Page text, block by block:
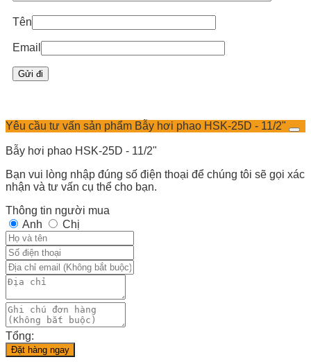
Tên
Email
Yêu cầu tư vấn sản phẩm Bẫy hơi phao HSK-25D - 11/2"
Bẫy hơi phao HSK-25D - 11/2"
Bạn vui lòng nhập đúng số điện thoại để chúng tôi sẽ gọi xác
nhận và tư vấn cụ thể cho bạn.
Thông tin người mua
Anh
Chị
Tổng:
Đặt hàng ngay